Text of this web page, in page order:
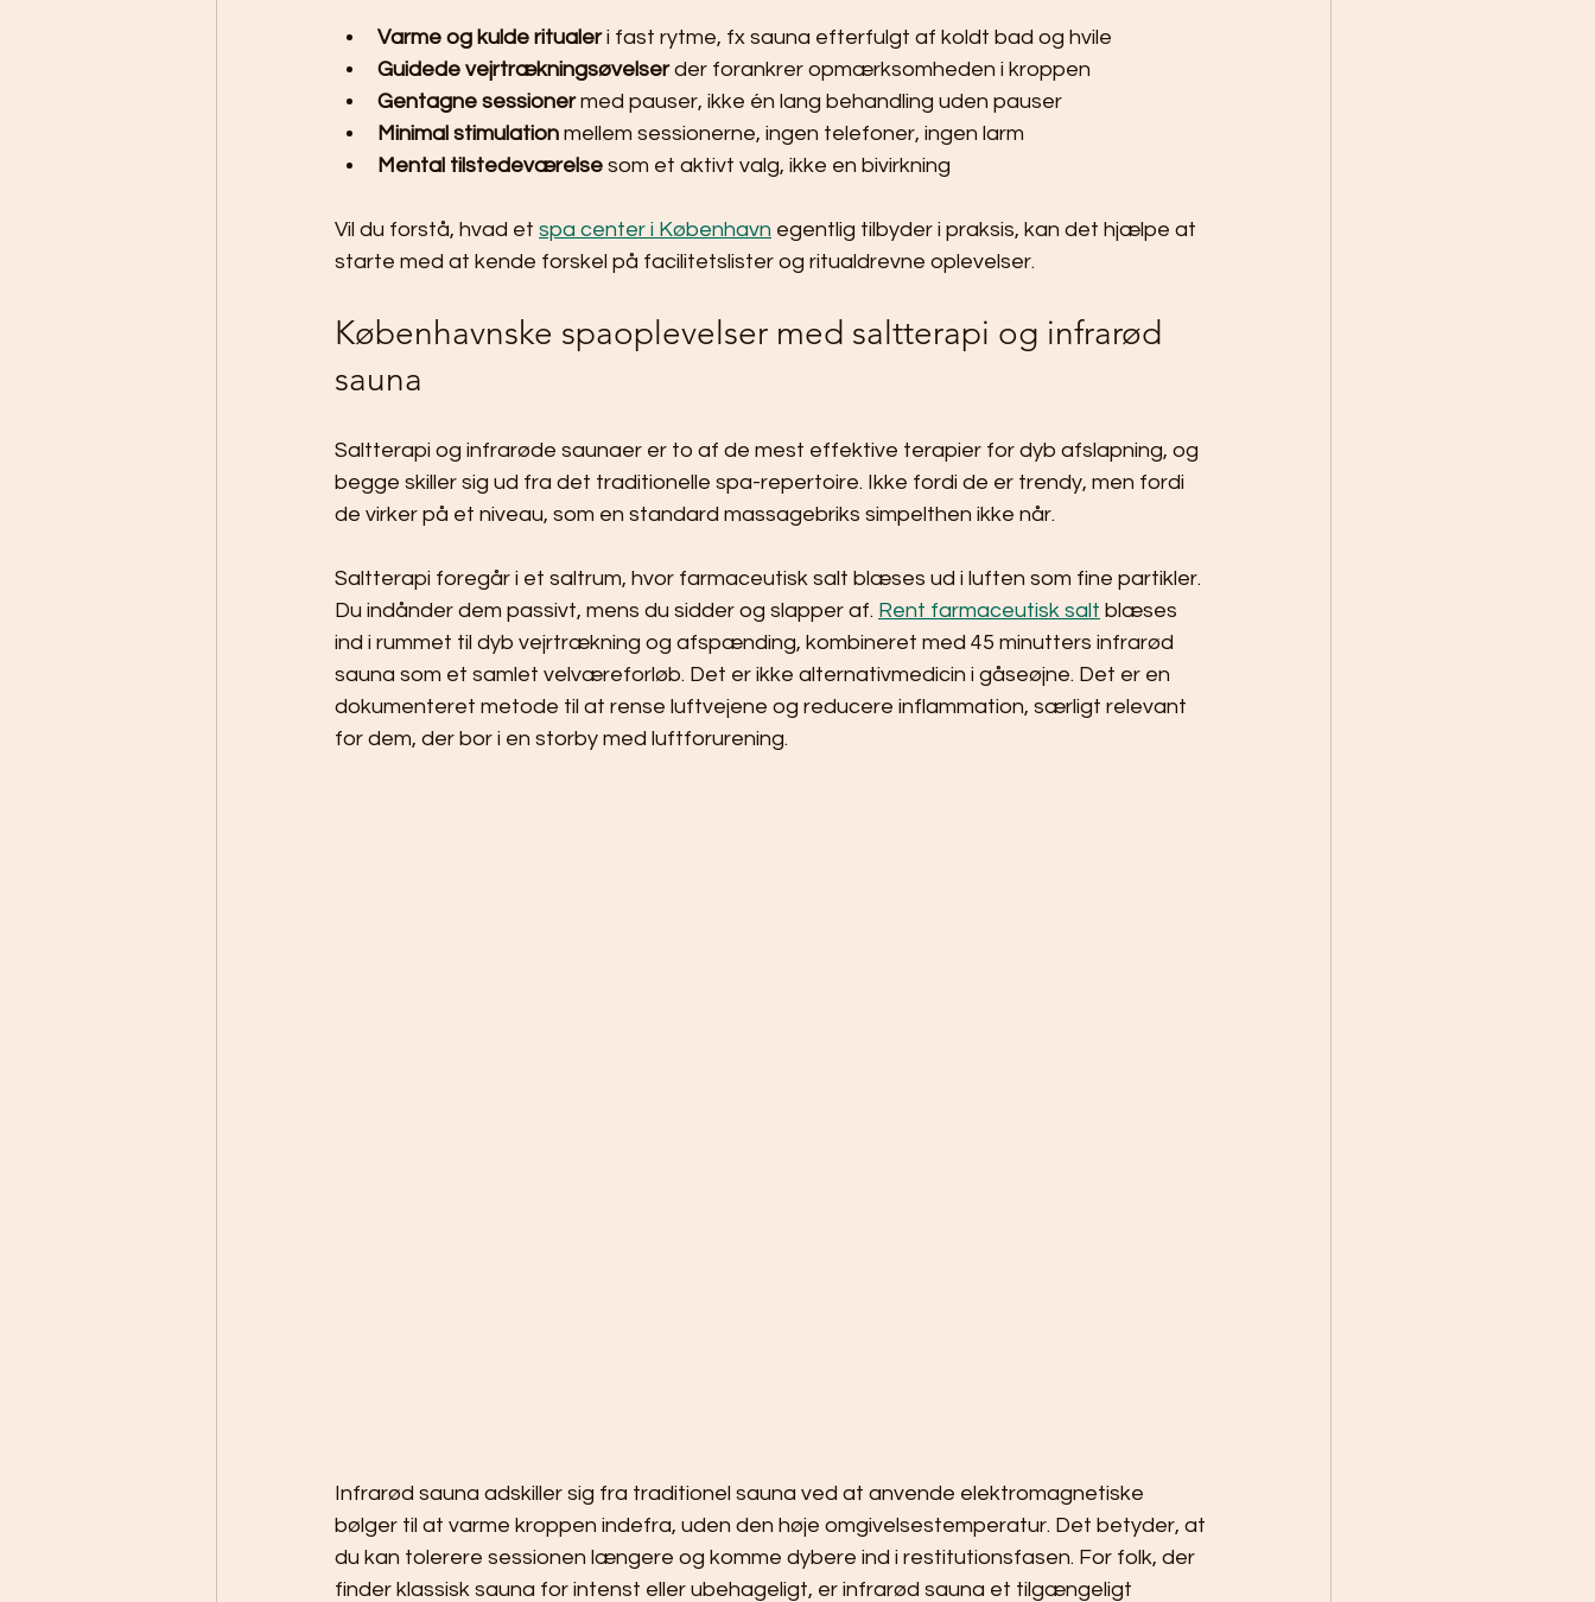
Varme og kulde ritualer i fast rytme, fx sauna efterfulgt af koldt bad og hvile
Guidede vejrtrækningsøvelser der forankrer opmærksomheden i kroppen
Gentagne sessioner med pauser, ikke én lang behandling uden pauser
Minimal stimulation mellem sessionerne, ingen telefoner, ingen larm
Mental tilstedeværelse som et aktivt valg, ikke en bivirkning
Vil du forstå, hvad et spa center i København egentlig tilbyder i praksis, kan det hjælpe at
starte med at kende forskel på facilitetslister og ritualdrevne oplevelser.
Københavnske spaoplevelser med saltterapi og infrarød
sauna
Saltterapi og infrarøde saunaer er to af de mest effektive terapier for dyb afslapning, og
begge skiller sig ud fra det traditionelle spa-repertoire. Ikke fordi de er trendy, men fordi
de virker på et niveau, som en standard massagebriks simpelthen ikke når.
Saltterapi foregår i et saltrum, hvor farmaceutisk salt blæses ud i luften som fine partikler.
Du indånder dem passivt, mens du sidder og slapper af. Rent farmaceutisk salt blæses
ind i rummet til dyb vejrtrækning og afspænding, kombineret med 45 minutters infrarød
sauna som et samlet velværeforløb. Det er ikke alternativmedicin i gåseøjne. Det er en
dokumenteret metode til at rense luftvejene og reducere inflammation, særligt relevant
for dem, der bor i en storby med luftforurening.
Infrarød sauna adskiller sig fra traditionel sauna ved at anvende elektromagnetiske
bølger til at varme kroppen indefra, uden den høje omgivelsestemperatur. Det betyder, at
du kan tolerere sessionen længere og komme dybere ind i restitutionsfasen. For folk, der
finder klassisk sauna for intenst eller ubehageligt, er infrarød sauna et tilgængeligt